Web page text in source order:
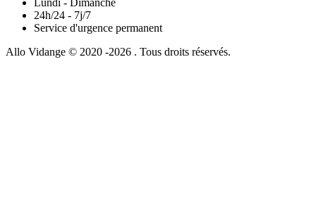
24h/24 - 7j/7
Service d'urgence permanent
Allo Vidange © 2020 -2026 . Tous droits réservés.